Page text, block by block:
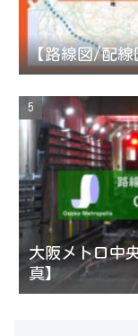
【路線図/配線
大阪メトロ中
真】